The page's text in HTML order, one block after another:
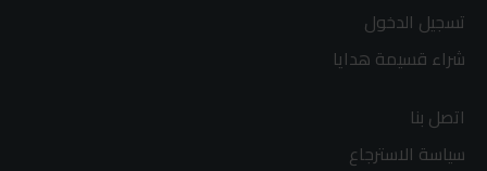
تسجيل الدخول
شراء قسيمة هدايا
اتصل بنا
سياسة الاسترجاع